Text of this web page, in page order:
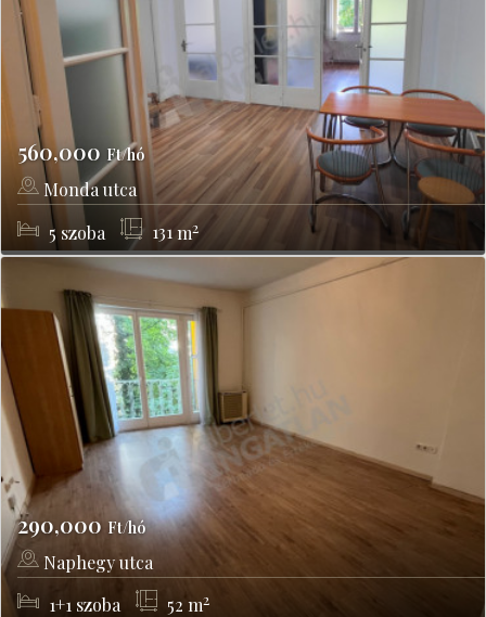
560,000 Ft/hó
Monda utca
Budapest, XII kerület
5szoba 131m2
290,000Ft/hó
Naphegy utca
Budapest, I kerület
1+1 szoba 52 m2